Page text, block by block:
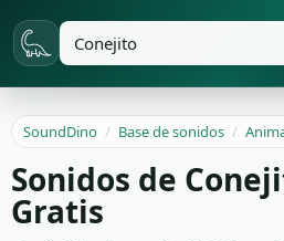
SoundDino / Base de sonidos /
Sonidos de
Gratis